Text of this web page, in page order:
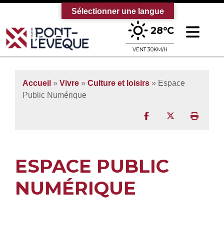
Bienvenue sur le site officiel de la
28°C
VENT 30KM/H
Accueil » Vivre » Culture et loisirs » Espace
Public Numérique
Partager surPartager sur
ESPACE PUBLIC
NUMÉRIQUE
Sélectionner une langue